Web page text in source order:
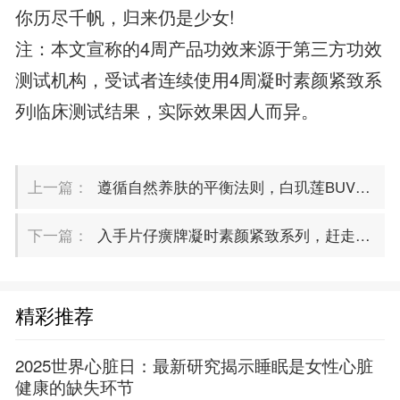
你历尽千帆，归来仍是少女!
注：本文宣称的4周产品功效来源于第三方功效
测试机构，受试者连续使用4周凝时素颜紧致系
列临床测试结果，实际效果因人而异。
上一篇： 遵循自然养肤的平衡法则，白玑莲BUVKRY告诉你：少则是多！
下一篇： 入手片仔癀牌凝时素颜紧致系列，赶走“初老现象”
精彩推荐
2025世界心脏日：最新研究揭示睡眠是女性心脏
健康的缺失环节